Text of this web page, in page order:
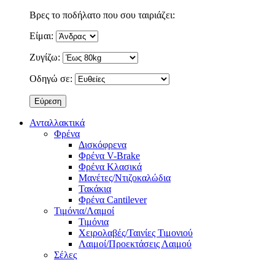
Βρες το ποδήλατο που σου ταιριάζει:
Είμαι:
Ζυγίζω:
Οδηγώ σε:
Ανταλλακτικά
Φρένα
Δισκόφρενα
Φρένα V-Brake
Φρένα Κλασικά
Μανέτες/Ντιζοκαλώδια
Τακάκια
Φρένα Cantilever
Τιμόνια/Λαιμοί
Τιμόνια
Χειρολαβές/Ταινίες Τιμονιού
Λαιμοί/Προεκτάσεις Λαιμού
Σέλες